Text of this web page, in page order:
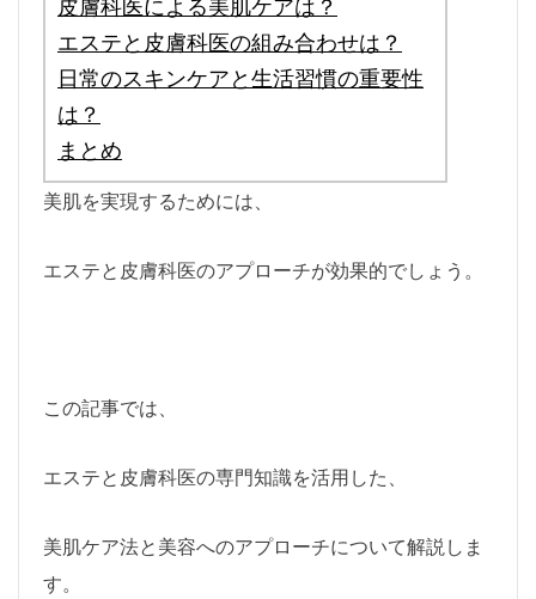
皮膚科医による美肌ケアは？
エステと皮膚科医の組み合わせは？
日常のスキンケアと生活習慣の重要性
は？
まとめ
美肌を実現するためには、
エステと皮膚科医のアプローチが効果的でしょう。
この記事では、
エステと皮膚科医の専門知識を活用した、
美肌ケア法と美容へのアプローチについて解説しま
す。